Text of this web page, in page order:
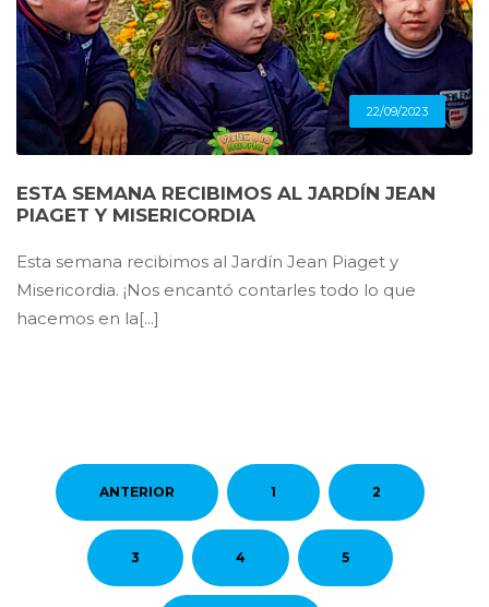
22/09/2023
ESTA SEMANA RECIBIMOS AL JARDÍN JEAN
PIAGET Y MISERICORDIA
Esta semana recibimos al Jardín Jean Piaget y
Misericordia. ¡Nos encantó contarles todo lo que
hacemos en la[...]
ANTERIOR 1 2
3 4 5